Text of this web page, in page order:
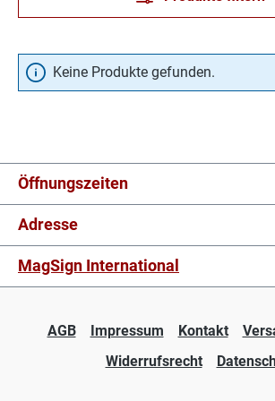
Keine Produkte gefunden.
Öffnungszeiten
Adresse
MagSign International
AGB Impressum Kontakt
Widerrufsrecht